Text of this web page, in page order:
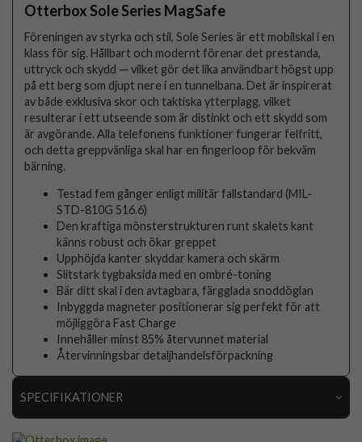
Otterbox Sole Series MagSafe
Föreningen av styrka och stil, Sole Series är ett mobilskal i en
klass för sig. Hållbart och modernt förenar det prestanda,
uttryck och skydd — vilket gör det lika användbart högst upp
på ett berg som djupt nere i en tunnelbana. Det är inspirerat
av både exklusiva skor och taktiska ytterplagg, vilket
resulterar i ett utseende som är distinkt och ett skydd som
är avgörande. Alla telefonens funktioner fungerar felfritt,
och detta greppvänliga skal har en fingerloop för bekväm
bärning.
Testad fem gånger enligt militär fallstandard (MIL-
STD-810G 516.6)
Den kraftiga mönsterstrukturen runt skalets kant
känns robust och ökar greppet
Upphöjda kanter skyddar kamera och skärm
Slitstark tygbaksida med en ombré-toning
Bär ditt skal i den avtagbara, färgglada snoddöglan
Inbyggda magneter positionerar sig perfekt för att
möjliggöra Fast Charge
Innehåller minst 85% återvunnet material
Återvinningsbar detaljhandelsförpackning
SPECIFIKATIONER